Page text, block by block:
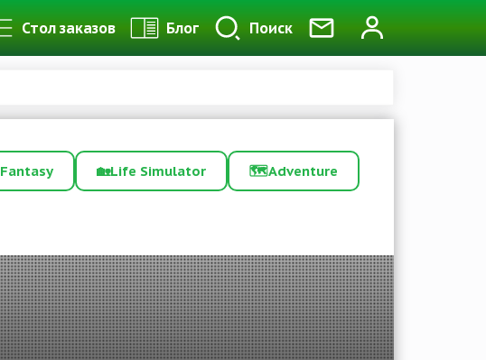
Стол заказов Блог Поиск
Fantasy 🏡Life Simulator 🗺️Adventure